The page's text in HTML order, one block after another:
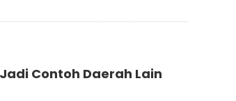
Contoh Daerah Lain